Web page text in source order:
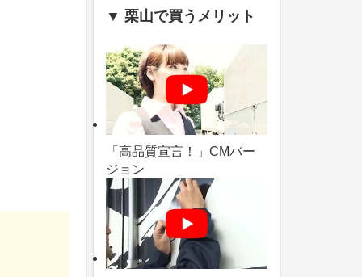
▼ 栗山で買うメリット
「高品質宣言！」CMバー
ジョン